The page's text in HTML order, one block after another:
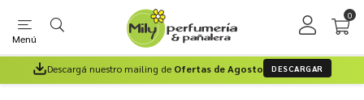
Menú
0
Descargá nuestro mailing de Ofertas de Agosto DESCARGAR